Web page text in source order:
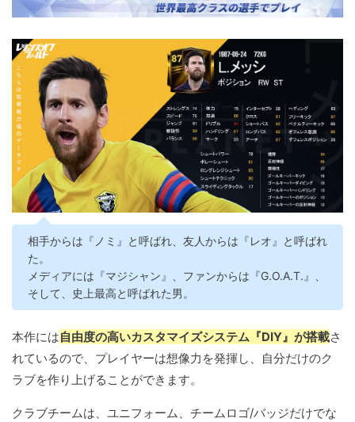
相手からは『ノミ』と呼ばれ、友人からは『レオ』と呼ばれ
た。
メディアには『マジシャン』、ファンからは『G.O.A.T.』、
そして、史上最高と呼ばれた男。
本作には自由度の高いカスタマイズシステム『DIY』が搭載さ
れているので、プレイヤーは想像力を発揮し、自分だけのク
ラブを作り上げることができます。
クラブチームは、ユニフォーム、チームロゴ/バッジだけでな